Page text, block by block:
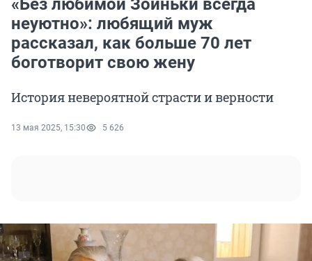
«Без любимой Зоиньки всегда
неуютно»: любящий муж
рассказал, как больше 70 лет
боготворит свою жену
История невероятной страсти и верности
13 мая 2025, 15:30 5 626